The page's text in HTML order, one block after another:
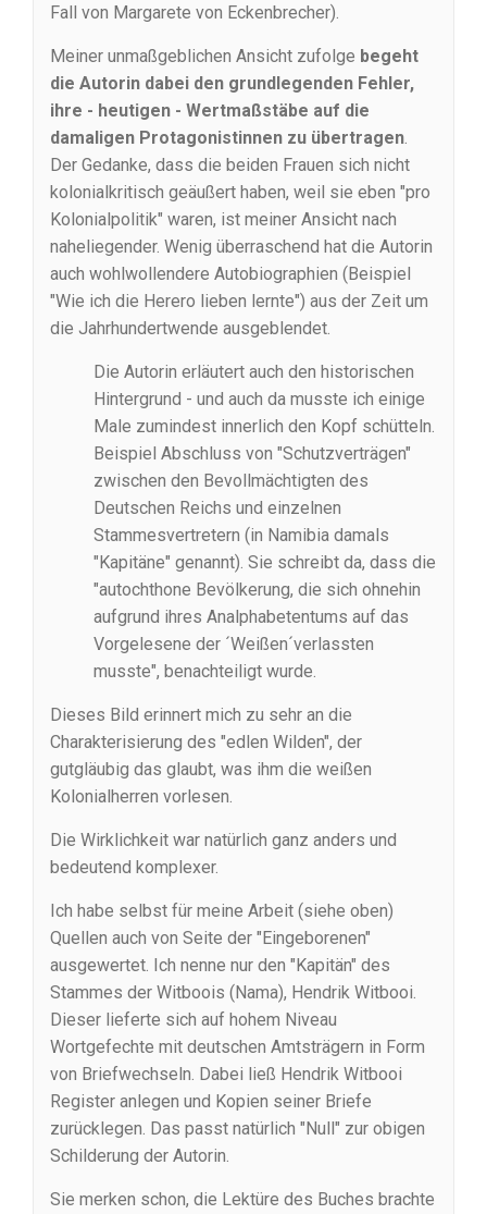
Fall von Margarete von Eckenbrecher).
Meiner unmaßgeblichen Ansicht zufolge begeht
die Autorin dabei den grundlegenden Fehler,
ihre - heutigen - Wertmaßstäbe auf die
damaligen Protagonistinnen zu übertragen
Der Gedanke, dass die beiden Frauen sich nicht
kolonialkritisch geäußert haben, weil sie eben "pro
Kolonialpolitik" waren, ist meiner Ansicht nach
naheliegender. Wenig überraschend hat die Autorin
auch wohlwollendere Autobiographien (Beispiel
"Wie ich die Herero lieben lernte") aus der Zeit um
die Jahrhundertwende ausgeblendet.
Die Autorin erläutert auch den historischen
Hintergrund - und auch da musste ich einige
Male zumindest innerlich den Kopf schütteln.
Beispiel Abschluss von "Schutzverträgen"
zwischen den Bevollmächtigten des
Deutschen Reichs und einzelnen
Stammesvertretern (in Namibia damals
"Kapitäne" genannt). Sie schreibt da, dass die
"autochthone Bevölkerung, die sich ohnehin
aufgrund ihres Analphabetentums auf das
Vorgelesene der ´Weißen´verlassten
musste", benachteiligt wurde.
Dieses Bild erinnert mich zu sehr an die
Charakterisierung des "edlen Wilden", der
gutgläubig das glaubt, was ihm die weißen
Kolonialherren vorlesen.
Die Wirklichkeit war natürlich ganz anders und
bedeutend komplexer.
Ich habe selbst für meine Arbeit (siehe oben)
Quellen auch von Seite der "Eingeborenen"
ausgewertet. Ich nenne nur den "Kapitän" des
Stammes der Witboois (Nama), Hendrik Witbooi.
Dieser lieferte sich auf hohem Niveau
Wortgefechte mit deutschen Amtsträgern in Form
von Briefwechseln. Dabei ließ Hendrik Witbooi
Register anlegen und Kopien seiner Briefe
zurücklegen. Das passt natürlich "Null" zur obigen
Schilderung der Autorin.
Sie merken schon, die Lektüre des Buches brachte